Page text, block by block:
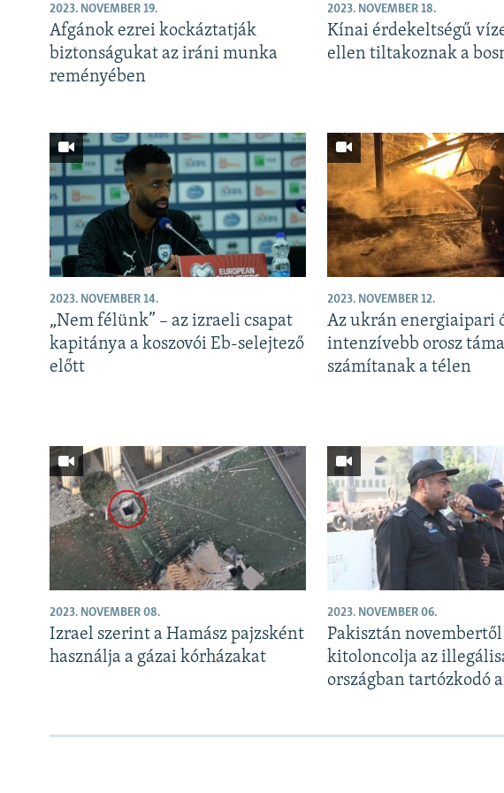
VILÁG
KLÍMAVÁLTOZÁS
2023. NOVEMBER 19.
Afgánok ezrei kockáztatják
biztonságukat az iráni munka
reményében
2023. NOVEMBER 18.
Kínai érdekeltségű
ellen tiltakoznak a
2023. NOVEMBER 14.
„Nem félünk” – az izraeli csapat
kapitánya a koszovói Eb-selejtező
előtt
2023. NOVEMBER 12.
Az ukrán energiaipari
intenzívebb orosz
számítanak a télen
2023. NOVEMBER 08.
Izrael szerint a Hamász pajzsként
használja a gázai kórházakat
2023. NOVEMBER 06.
Pakisztán novembertől
kitoloncolja az
országban tartózkodó